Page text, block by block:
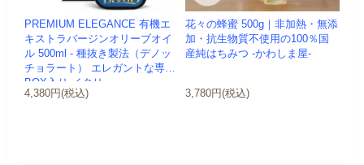
PREMIUM ELEGANCE 有機エ
キストラバージンオリーブオイ
ル 500ml - 種抜き製法（デノッ
チョラート） エレガントな専用
BOX入り イタリ...
4,380円(税込)
花々の蜂蜜 500g｜非加熱・無添
加・抗生物質不使用の100％国
産純はちみつ -かわしま屋-
3,780円(税込)